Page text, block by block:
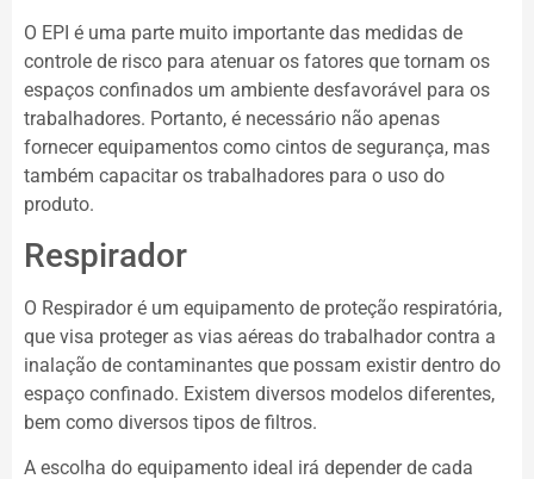
O EPI é uma parte muito importante das medidas de
controle de risco para atenuar os fatores que tornam os
espaços confinados um ambiente desfavorável para os
trabalhadores. Portanto, é necessário não apenas
fornecer equipamentos como cintos de segurança, mas
também capacitar os trabalhadores para o uso do
produto.
Respirador
O Respirador é um equipamento de proteção respiratória,
que visa proteger as vias aéreas do trabalhador contra a
inalação de contaminantes que possam existir dentro do
espaço confinado. Existem diversos modelos diferentes,
bem como diversos tipos de filtros.
A escolha do equipamento ideal irá depender de cada